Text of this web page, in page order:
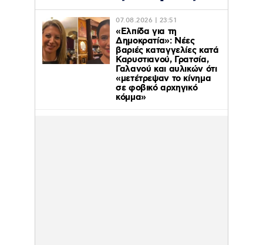
07.08.2026 | 23:51
«Ελπίδα για τη
Δημοκρατία»: Νέες
βαριές καταγγελίες κατά
Καρυστιανού, Γρατσία,
Γαλανού και αυλικών ότι
«μετέτρεψαν το κίνημα
σε φοβικό αρχηγικό
κόμμα»